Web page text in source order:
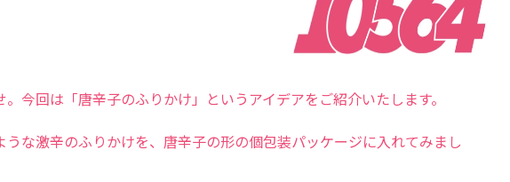
。今回は「唐辛子のふりかけ」というアイデアをご紹介いたします。
うな激辛のふりかけを、唐辛子の形の個包装パッケージに入れてみまし